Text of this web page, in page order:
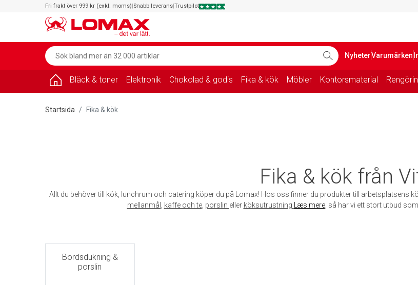
Fri frakt över 999 kr (exkl. moms)|Snabb leverans|Trustpilot
NyheterVarumärken
Bläck & toner Elektronik Chokolad & godis Fika & kök Möbler Kontorsmaterial
Startsida Fika & kök
Fika & kök från
Allt du behöver till kök, lunchrum och catering köper du på Lomax! Hos oss finner du produkter till arbetsplatsens
mellanmål
kaffe och te, porslin eller köksutrustning Læs mere, så har vi ett stort utbud
Bordsdukning &
porslin